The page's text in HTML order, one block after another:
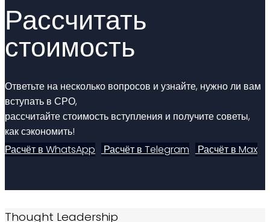
Рассчитать
стоимость
Ответьте на несколько вопросов и узнайте, нужно ли вам
вступать в СРО,
рассчитайте стоимость вступления и получите советы,
как сэкономить!
Расчёт в WhatsApp
Расчёт в Telegram Расчёт в Max
Thought Leadership